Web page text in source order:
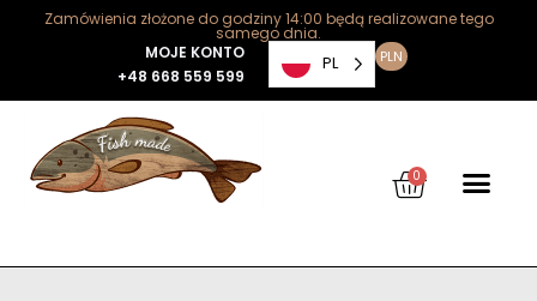
Zamówienia złożone do godziny 14:00 będą realizowane tego
samego dnia.
MOJE KONTO
+48 668 559 599
PL PLN
0